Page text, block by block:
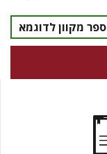
ספר מקוון לדוגמא